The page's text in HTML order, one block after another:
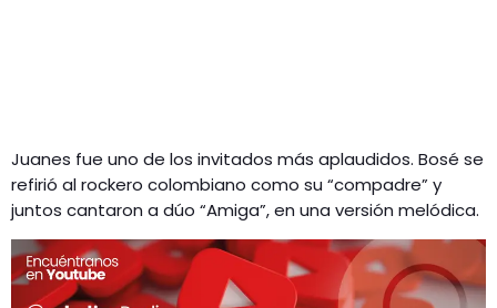
Juanes fue uno de los invitados más aplaudidos. Bosé se
refirió al rockero colombiano como su “compadre” y
juntos cantaron a dúo “Amiga”, en una versión melódica.